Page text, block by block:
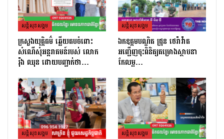
សន្តិសុខសង្គម
ក្រសួងយុត្តិធម៌ ឆ្លើយតបចំពោះ
សំណើសុំអន្តរាគមន៍របស់ លោក
រ៉ុង ឈុន ដោយបញ្ជាក់ថា…
សន្តិសុខសង្គម
ឯកឧត្តមបណ្ឌិត ជ្រុន ថេរ៉ាវ៉ាត
អញ្ជើញចុះពិនិត្យគម្រោងស្ថាបនា
កែលម្អ…
សន្តិសុខសង្គម សន្តិសុខសង្គម